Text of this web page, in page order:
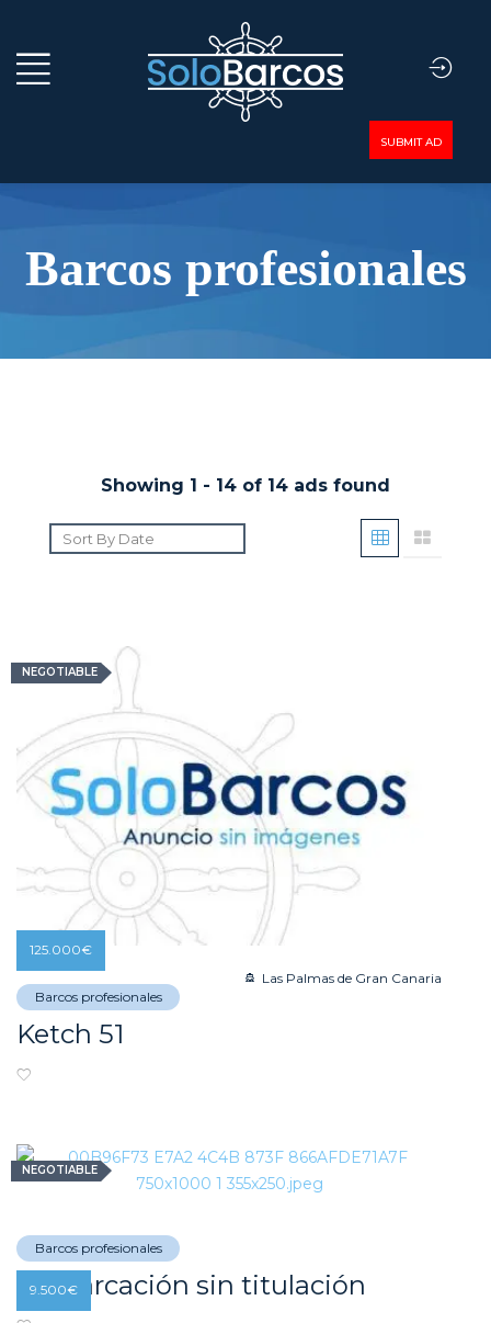
SUBMIT AD
Barcos profesionales
Showing 1 - 14 of 14 ads found
NEGOTIABLE
Barcos profesionales
Las Palmas de Gran Canaria
Ketch 51
125.000€
NEGOTIABLE
Barcos profesionales
Embarcación sin titulación
9.500€